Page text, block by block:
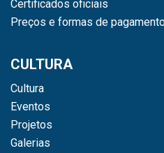
Certificados oficiais
Preços e formas de
CULTURA
Cultura
Eventos
Projetos
Galerias